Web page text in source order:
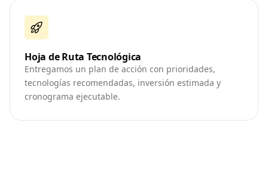
Hoja de Ruta Tecnológica
Entregamos un plan de acción con prioridades,
tecnologías recomendadas, inversión estimada y
cronograma ejecutable.